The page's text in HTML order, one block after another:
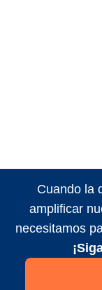
Cuando la
amplificar
necesitamos